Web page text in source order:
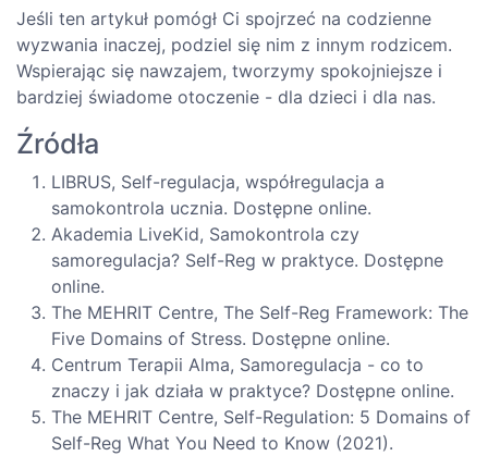
Jeśli ten artykuł pomógł Ci spojrzeć na codzienne
wyzwania inaczej, podziel się nim z innym rodzicem.
Wspierając się nawzajem, tworzymy spokojniejsze i
bardziej świadome otoczenie - dla dzieci i dla nas.
Źródła
LIBRUS, Self-regulacja, współregulacja a
samokontrola ucznia. Dostępne online.
Akademia LiveKid, Samokontrola czy
samoregulacja? Self-Reg w praktyce. Dostępne
online.
The MEHRIT Centre, The Self-Reg Framework: The
Five Domains of Stress. Dostępne online.
Centrum Terapii Alma, Samoregulacja - co to
znaczy i jak działa w praktyce? Dostępne online.
The MEHRIT Centre, Self-Regulation: 5 Domains of
Self-Reg What You Need to Know (2021).